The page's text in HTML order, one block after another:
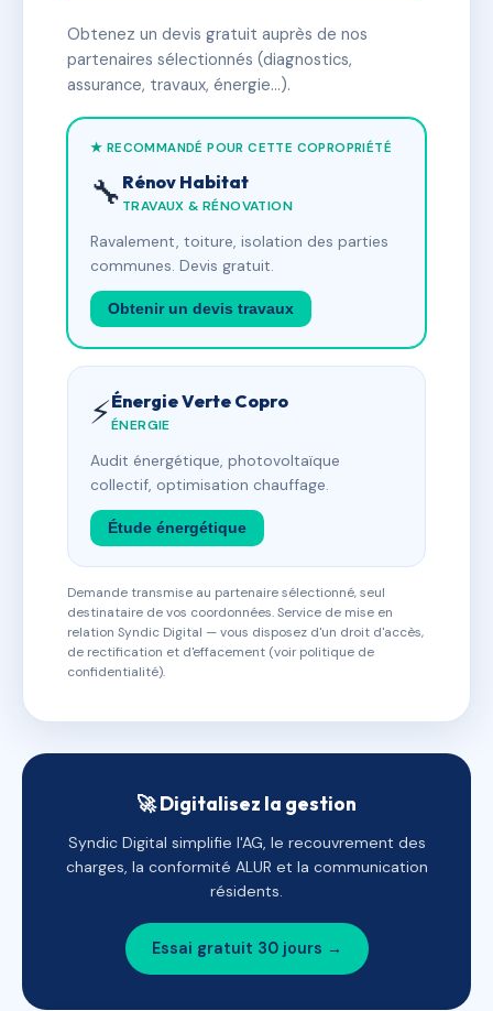
Obtenez un devis gratuit auprès de nos
partenaires sélectionnés (diagnostics,
assurance, travaux, énergie…).
★ RECOMMANDÉ POUR CETTE COPROPRIÉTÉ
🔧 Rénov Habitat
TRAVAUX & RÉNOVATION
Ravalement, toiture, isolation des parties
communes. Devis gratuit.
Obtenir un devis travaux
⚡Énergie Verte Copro
ÉNERGIE
Audit énergétique, photovoltaïque
collectif, optimisation chauffage.
Étude énergétique
Demande transmise au partenaire sélectionné, seul
destinataire de vos coordonnées. Service de mise en
relation Syndic Digital — vous disposez d'un droit d'accès,
de rectification et d'effacement (voir politique de
confidentialité).
🚀 Digitalisez la gestion
Syndic Digital simplifie l'AG, le recouvrement des
charges, la conformité ALUR et la communication
résidents.
Essai gratuit 30 jours →